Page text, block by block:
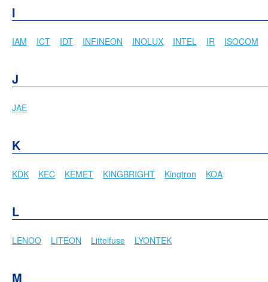
I
IAM ICT IDT INFINEON INOLUX INTEL IR ISOCOM
J
JAE
K
KDK KEC KEMET KINGBRIGHT Kingtron KOA
L
LENOO LITEON Littelfuse LYONTEK
M